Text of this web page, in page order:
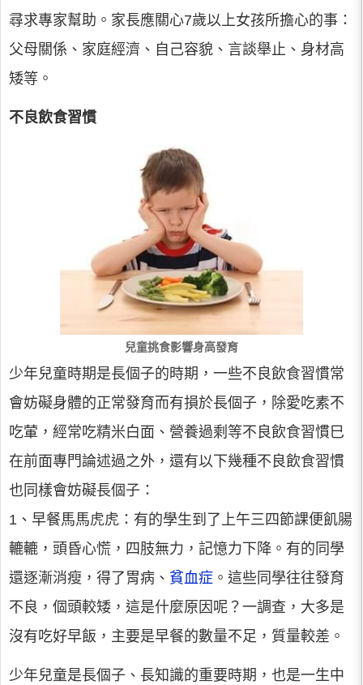
尋求專家幫助。家長應關心7歲以上女孩所擔心的事：
父母關係、家庭經濟、自己容貌、言談舉止、身材高
矮等。
不良飲食習慣
兒童挑食影響身高發育
少年兒童時期是長個子的時期，一些不良飲食習慣常
會妨礙身體的正常發育而有損於長個子，除愛吃素不
吃葷，經常吃精米白面、營養過剩等不良飲食習慣巳
在前面專門論述過之外，還有以下幾種不良飲食習慣
也同樣會妨礙長個子：
1、早餐馬馬虎虎：有的學生到了上午三四節課便飢腸
轆轆，頭昏心慌，四肢無力，記憶力下降。有的同學
還逐漸消瘦，得了胃病、 貧血症 。這些同學往往發育
不良，個頭較矮，這是什麼原因呢？一調查，大多是
沒有吃好早飯，主要是早餐的數量不足，質量較差。
少年兒童是長個子、長知識的重要時期，也是一生中